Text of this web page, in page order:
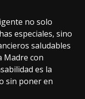
no solo
especiales, sino
saludables
Madre con
es la
sin poner en